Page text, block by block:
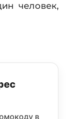
человек,
в